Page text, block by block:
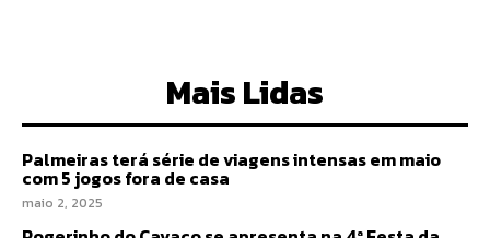
Mais Lidas
Palmeiras terá série de viagens intensas em maio
com 5 jogos fora de casa
maio 2, 2025